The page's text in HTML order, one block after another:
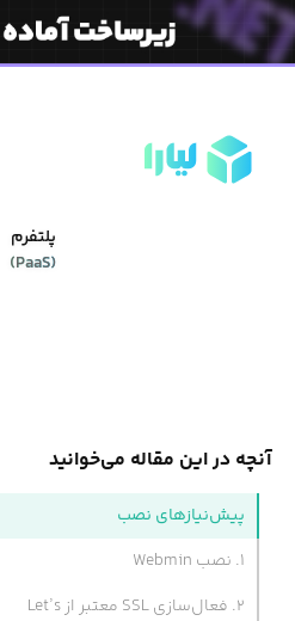
پلتفرم
(
PaaS
)
آنچه در این مقاله می‌خوانید
پیش‌نیازهای نصب
۱. نصب Webmin
۲. فعال‌سازی SSL معتبر از Let’s